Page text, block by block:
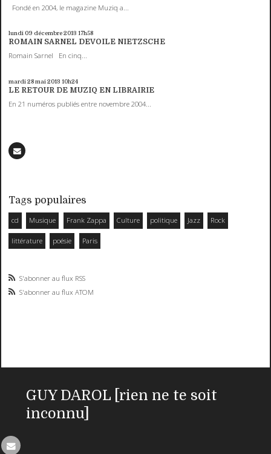
Fondé en 2004, le magazine Muziq a...
lundi 09 décembre 2013 17h58
ROMAIN SARNEL DEVOILE NIETZSCHE
Romain Sarnel En cinq...
mardi 28mai 2013 10h24
LE RETOUR DE MUZIQ EN LIBRAIRIE
En 21 numéros publiés entre novembre 2004...
Tags populaires
cd Musique Frank Zappa Culture politique Jazz Rock
littérature poésie Paris
S'abonner au flux RSS
S'abonner au flux ATOM
GUY DAROL [rien ne te soit
inconnu]